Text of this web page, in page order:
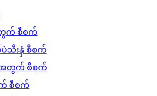
က် စီစက်
သီးနှံ စီစက်
အတွက် စီစက်
စီစက်